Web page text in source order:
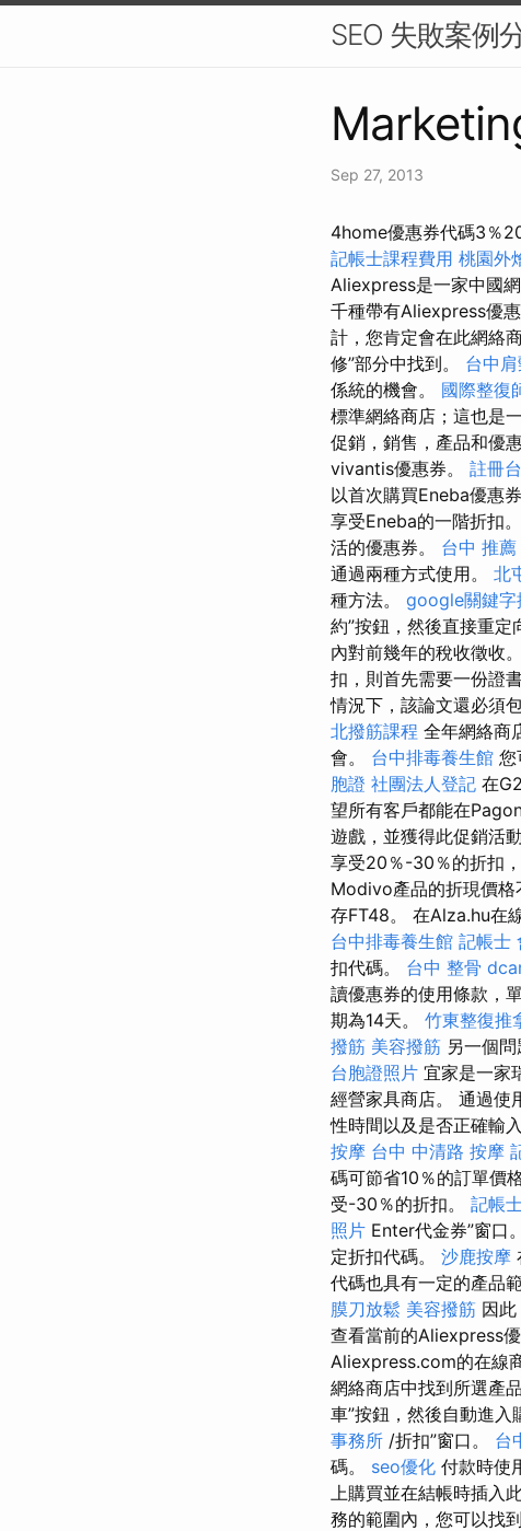
SEO 失敗案例
Sep 27, 2013
4home優惠券代碼3％
記帳士課程費用 桃園外
Aliexpress是一家中國
千種帶有Aliexpress優
計，您肯定會在此網絡
修”部分中找到。 台中
係統的機會。 國際整復
標準網絡商店；這也是
促銷，銷售，產品和優
vivantis優惠券。 註冊
以首次購買Eneba優惠
享受Eneba的一階折扣。
活的優惠券。 台中 推
通過兩種方式使用。 北
種方法。 google關鍵字
約”按鈕，然後直接重
內對前幾年的稅收徵收。
扣，則首先需要一份證
情況下，該論文還必須
北撥筋課程 全年網絡商
會。 台中排毒養生館 您
胞證 社團法人登記 在
望所有客戶都能在
遊戲，並獲得此促銷活
享受20％-30％的折扣
Modivo產品的折現價格
存FT48。 在Alza.hu在
台中排毒養生館 記帳士
扣代碼。 台中 整骨
讀優惠券的使用條款，
期為14天。 竹東整復推
撥筋 美容撥筋 另一個
台胞證照片 宜家是一家
經營家具商店。 通過使
性時間以及是否正確輸
按摩 台中 中清路 按摩
碼可節省10％的訂單價
受-30％的折扣。 記帳
照片 Enter代金券”窗口。
定折扣代碼。 沙鹿按摩
代碼也具有一定的產品
膜刀放鬆 美容撥筋 因
查看當前的Aliexpress
Aliexpress.com的在線
網絡商店中找到所選產
車”按鈕，然後自動進入
事務所 /折扣”窗口。 台
碼。 seo優化 付款時使
上購買並在結帳時插入
務的範圍內，您可以找